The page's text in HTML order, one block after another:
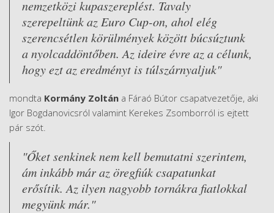
nemzetközi kupaszereplést. Tavaly
szerepeltünk az Euro Cup-on, ahol elég
szerencsétlen körülmények között búcsúztunk
a nyolcaddöntőben. Az ideire évre az a célunk,
hogy ezt az eredményt is túlszárnyaljuk"
mondta Kormány Zoltán a Fáraó Bútor csapatvezetője, aki
Igor Bogdanovicsról valamint Kerekes Zsomborról is ejtett
pár szót.
"Őket senkinek nem kell bemutatni szerintem,
ám inkább már az öregfiúk csapatunkat
erősítik. Az ilyen nagyobb tornákra fiatlokkal
megyünk már."